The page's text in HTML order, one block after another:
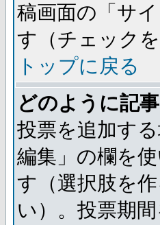
稿画面の「サ
す（チェック
トップに戻る
どのように記
投票を追加す
編集」の欄を
す（選択肢を
い）。投票期